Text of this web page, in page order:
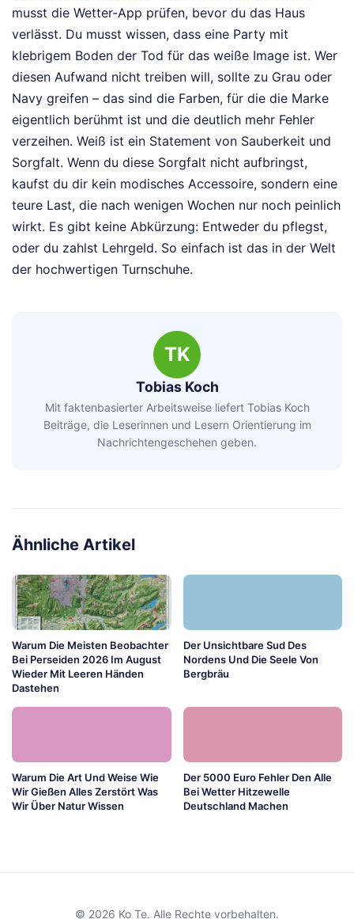
musst die Wetter-App prüfen, bevor du das Haus
verlässt. Du musst wissen, dass eine Party mit
klebrigem Boden der Tod für das weiße Image ist. Wer
diesen Aufwand nicht treiben will, sollte zu Grau oder
Navy greifen – das sind die Farben, für die die Marke
eigentlich berühmt ist und die deutlich mehr Fehler
verzeihen. Weiß ist ein Statement von Sauberkeit und
Sorgfalt. Wenn du diese Sorgfalt nicht aufbringst,
kaufst du dir kein modisches Accessoire, sondern eine
teure Last, die nach wenigen Wochen nur noch peinlich
wirkt. Es gibt keine Abkürzung: Entweder du pflegst,
oder du zahlst Lehrgeld. So einfach ist das in der Welt
der hochwertigen Turnschuhe.
TK
Tobias Koch
Mit faktenbasierter Arbeitsweise liefert Tobias Koch
Beiträge, die Leserinnen und Lesern Orientierung im
Nachrichtengeschehen geben.
Ähnliche Artikel
Warum Die Meisten Beobachter
Bei Perseiden 2026 Im August
Wieder Mit Leeren Händen
Dastehen
Der Unsichtbare Sud Des
Nordens Und Die Seele Von
Bergbräu
Warum Die Art Und Weise Wie
Wir Gießen Alles Zerstört Was
Wir Über Natur Wissen
Der 5000 Euro Fehler Den Alle
Bei Wetter Hitzewelle
Deutschland Machen
© 2026 Ko Te. Alle Rechte vorbehalten.